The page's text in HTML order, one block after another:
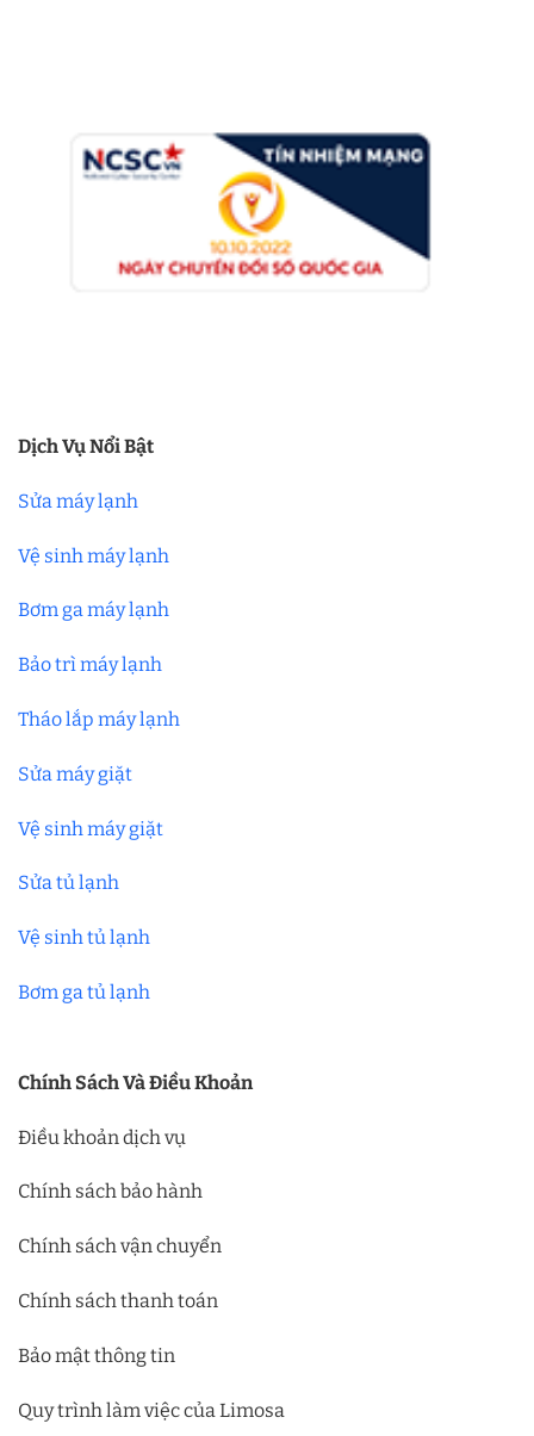
Dịch Vụ Nổi Bật
Sửa máy lạnh
Vệ sinh máy lạnh
Bơm ga máy lạnh
Bảo trì máy lạnh
Tháo lắp máy lạnh
Sửa máy giặt
Vệ sinh máy giặt
Sửa tủ lạnh
Vệ sinh tủ lạnh
Bơm ga tủ lạnh
Chính Sách Và Điều Khoản
Điều khoản dịch vụ
Chính sách bảo hành
Chính sách vận chuyển
Chính sách thanh toán
Bảo mật thông tin
Quy trình làm việc của Limosa